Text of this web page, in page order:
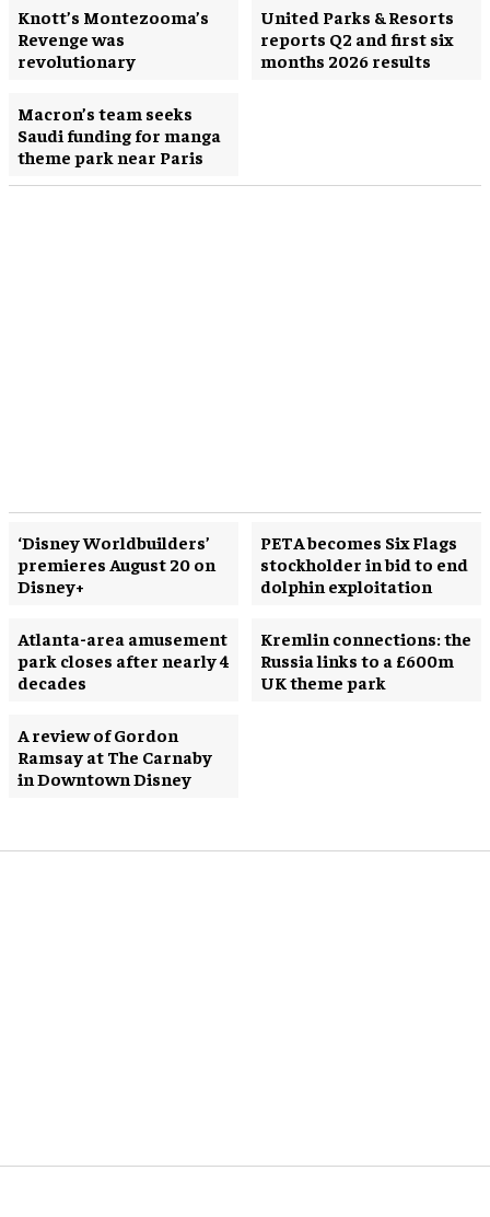
Knott’s Montezooma’s
Revenge was
revolutionary
United Parks & Resorts
reports Q2 and first six
months 2026 results
Macron’s team seeks
Saudi funding for manga
theme park near Paris
‘Disney Worldbuilders’
premieres August 20 on
Disney+
PETA becomes Six Flags
stockholder in bid to end
dolphin exploitation
Atlanta-area amusement
park closes after nearly 4
decades
Kremlin connections: the
Russia links to a £600m
UK theme park
A review of Gordon
Ramsay at The Carnaby
in Downtown Disney